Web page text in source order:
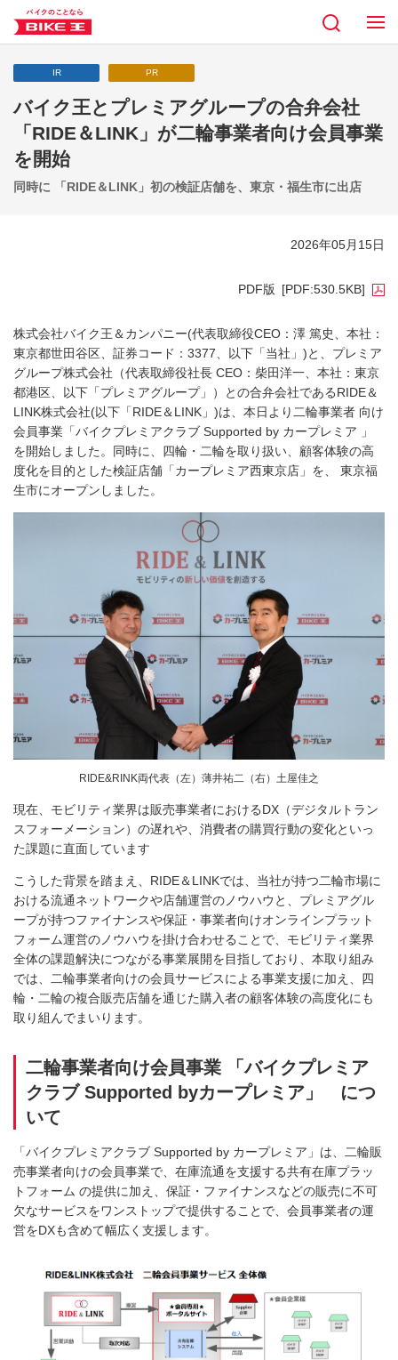
IR PR
バイク王とプレミアグループの合弁会社
「RIDE＆LINK」が二輪事業者向け会員事業
を開始
同時に 「RIDE＆LINK」初の検証店舗を、東京・福生市に出店
2026年05月15日
PDF版 [PDF:530.5KB]
株式会社バイク王＆カンパニー(代表取締役CEO：澤 篤史、本社：
東京都世田谷区、証券コード：3377、以下「当社」)と、プレミア
グループ株式会社（代表取締役社長 CEO：柴田洋一、本社：東京
都港区、以下「プレミアグループ」）との合弁会社であるRIDE＆
LINK株式会社(以下「RIDE＆LINK」)は、本日より二輪事業者 向け
会員事業「バイクプレミアクラブ Supported by カープレミア 」
を開始しました。同時に、四輪・二輪を取り扱い、顧客体験の高
度化を目的とした検証店舗「カープレミア西東京店」を、 東京福
生市にオープンしました。
RIDE&RINK両代表（左）薄井祐二（右）土屋佳之
現在、モビリティ業界は販売事業者におけるDX（デジタルトラン
スフォーメーション）の遅れや、消費者の購買行動の変化といっ
た課題に直面しています
こうした背景を踏まえ、RIDE＆LINKでは、当社が持つ二輪市場に
おける流通ネットワークや店舗運営のノウハウと、プレミアグル
ープが持つファイナンスや保証・事業者向けオンラインプラット
フォーム運営のノウハウを掛け合わせることで、モビリティ業界
全体の課題解決につながる事業展開を目指しており、本取り組み
では、二輪事業者向けの会員サービスによる事業支援に加え、四
輪・二輪の複合販売店舗を通じた購入者の顧客体験の高度化にも
取り組んでまいります。
二輪事業者向け会員事業 「バイクプレミア
クラブ Supported byカープレミア」 につ
いて
「バイクプレミアクラブ Supported by カープレミア」は、二輪販
売事業者向けの会員事業で、在庫流通を支援する共有在庫プラッ
トフォーム の提供に加え、保証・ファイナンスなどの販売に不可
欠なサービスをワンストップで提供することで、会員事業者の運
営をDXも含めて幅広く支援します。